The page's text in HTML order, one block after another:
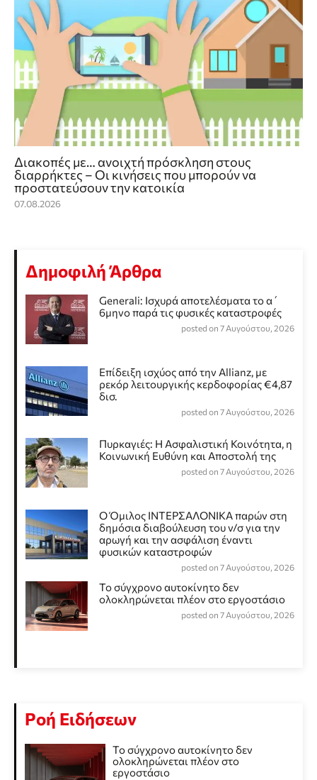
Διακοπές με… ανοιχτή πρόσκληση στους
διαρρήκτες – Οι κινήσεις που μπορούν να
προστατεύσουν την κατοικία
07.08.2026
Δημοφιλή Άρθρα
Generali: Ισχυρά αποτελέσματα το α΄
6μηνο παρά τις φυσικές καταστροφές
posted on 7 Αυγούστου, 2026
Επίδειξη ισχύος από την Allianz, με
ρεκόρ λειτουργικής κερδοφορίας €4,87
δισ.
posted on 7 Αυγούστου, 2026
Πυρκαγιές: Η Ασφαλιστική Κοινότητα, η
Κοινωνική Ευθύνη και Αποστολή της
posted on 7 Αυγούστου, 2026
Ο Όμιλος ΙΝΤΕΡΣΑΛΟΝΙΚΑ παρών στη
δημόσια διαβούλευση του ν/σ για την
αρωγή και την ασφάλιση έναντι
φυσικών καταστροφών
posted on 7 Αυγούστου, 2026
Το σύγχρονο αυτοκίνητο δεν
ολοκληρώνεται πλέον στο εργοστάσιο
posted on 7 Αυγούστου, 2026
Ροή Ειδήσεων
Το σύγχρονο αυτοκίνητο δεν
ολοκληρώνεται πλέον στο
εργοστάσιο